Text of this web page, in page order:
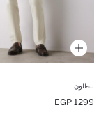
بنطلون
1299 EGP